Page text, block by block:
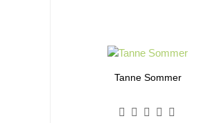
Tanne Sommer